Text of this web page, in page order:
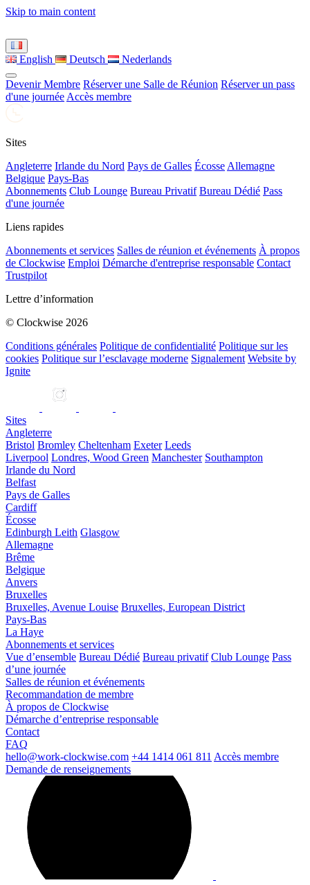
Skip to main content
English Deutsch Nederlands
Devenir Membre Réserver une Salle de Réunion Réserver un pass
d'une journée Accès membre
Sites
Angleterre Irlande du Nord Pays de Galles Écosse Allemagne
Belgique Pays-Bas
Abonnements Club Lounge Bureau Privatif Bureau Dédié Pass
d'une journée
Liens rapides
Abonnements et services Salles de réunion et événements À propos
de Clockwise Emploi Démarche d'entreprise responsable Contact
Trustpilot
Lettre d’information
© Clockwise 2026
Conditions générales Politique de confidentialité Politique sur les
cookies Politique sur l’esclavage moderne Signalement Website by
Ignite
Sites
Angleterre
Bristol Bromley Cheltenham Exeter Leeds
Liverpool Londres, Wood Green Manchester Southampton
Irlande du Nord
Belfast
Pays de Galles
Cardiff
Écosse
Edinburgh Leith Glasgow
Allemagne
Brême
Belgique
Anvers
Bruxelles
Bruxelles, Avenue Louise Bruxelles, European District
Pays-Bas
La Haye
Abonnements et services
Vue d’ensemble Bureau Dédié Bureau privatif Club Lounge Pass
d’une journée
Salles de réunion et événements
Recommandation de membre
À propos de Clockwise
Démarche d’entreprise responsable
Contact
FAQ
hello@work-clockwise.com +44 1414 061 811 Accès membre
Demande de renseignements